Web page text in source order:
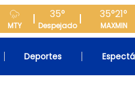
MTY
35°
Despejado
35°
MAX
21°
MIN
Deportes